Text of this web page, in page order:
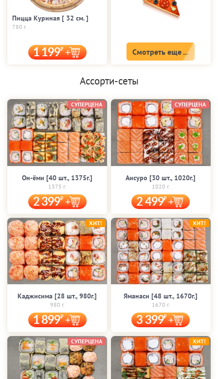
Пицца Куриная [ 32 cм. ]
780 г.
1 199 Смотреть еще ...
Ассорти-сеты
Он-ёми [40 шт., 1375г.]
1375 г.
2 399
СУПЕРЦЕНА
Аисуро [30 шт., 1020г.]
1020 г.
2 499
СУПЕРЦЕНА
Каджисима [28 шт., 980г.]
980 г.
1 899
ХИТ!
Яманаси [48 шт., 1670г.]
1670 г.
3 399
ХИТ!
СУПЕРЦЕНА ХИТ!